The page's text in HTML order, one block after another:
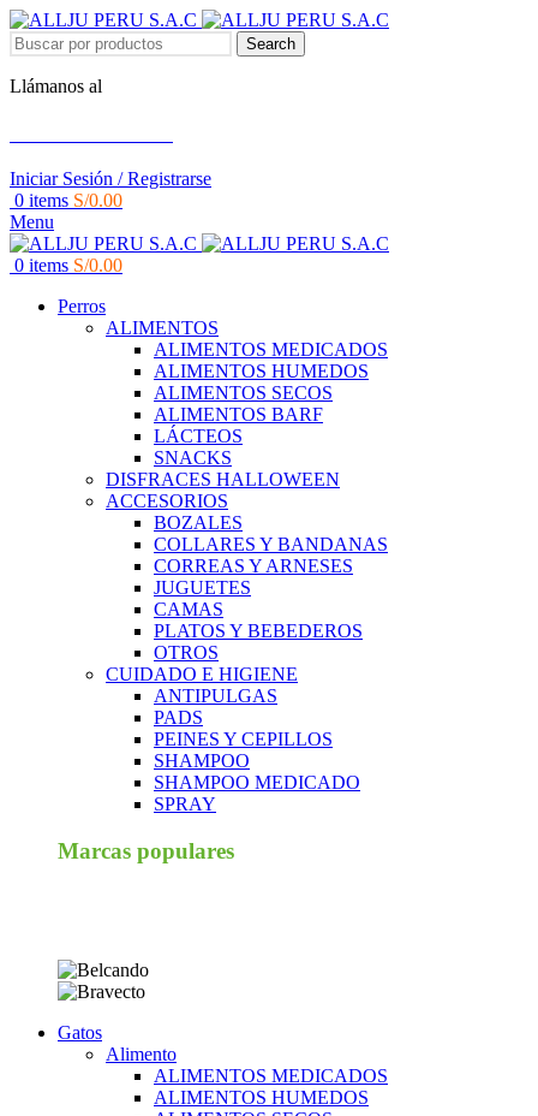
Search
Llámanos al
Iniciar Sesión / Registrarse
0 items S/0.00
Menu
0 items S/0.00
Perros
ALIMENTOS
ALIMENTOS MEDICADOS
ALIMENTOS HUMEDOS
ALIMENTOS SECOS
ALIMENTOS BARF
LÁCTEOS
SNACKS
DISFRACES HALLOWEEN
ACCESORIOS
BOZALES
COLLARES Y BANDANAS
CORREAS Y ARNESES
JUGUETES
CAMAS
PLATOS Y BEBEDEROS
OTROS
CUIDADO E HIGIENE
ANTIPULGAS
PADS
PEINES Y CEPILLOS
SHAMPOO
SHAMPOO MEDICADO
SPRAY
Marcas populares
Gatos
Alimento
ALIMENTOS MEDICADOS
ALIMENTOS HUMEDOS